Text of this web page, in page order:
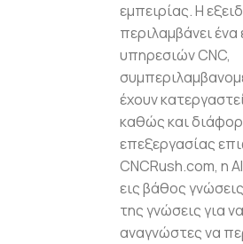
εμπειρίας. Η
περιλαμβάνει
υπηρεσιών CNC,
έχουν
καθώς και
επεξεργασίας
CNCRush.com, η
εις βάθος
της γνώσεις για
αναγνώστες να